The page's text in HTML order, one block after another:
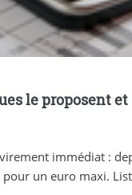
le proposent et
immédiat :
un euro maxi.